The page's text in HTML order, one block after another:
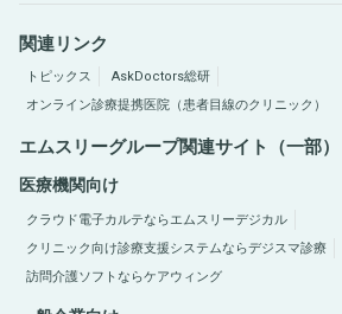
関連リンク
トピックス
AskDoctors総研
オンライン診療提携医院（患者目線のクリニック）
エムスリーグループ関連サイト（一部）
医療機関向け
クラウド電子カルテならエムスリーデジカル
クリニック向け診療支援システムならデジスマ診療
訪問介護ソフトならケアウィング